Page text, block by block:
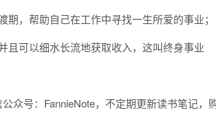
，帮助自己在工作中寻找一生所爱的事业；
且可以细水长流地获取收入，这叫终身事业
众号：FannieNote，不定期更新读书笔记，